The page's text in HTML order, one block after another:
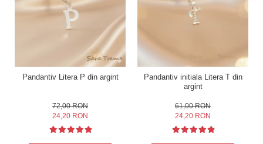
Pandantiv Litera P din argint
72,00 RON
24,20 RON
Pandantiv initiala Litera T din
argint
61,00 RON
24,20 RON